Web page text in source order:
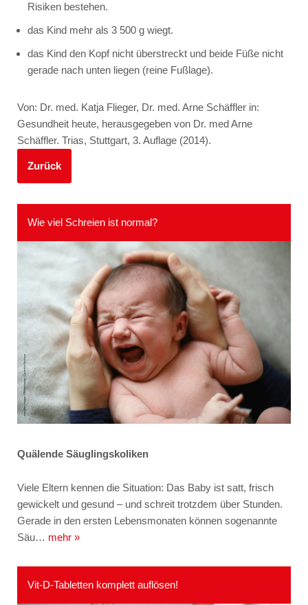
Risiken bestehen.
das Kind mehr als 3 500 g wiegt.
das Kind den Kopf nicht überstreckt und beide Füße nicht
gerade nach unten liegen (reine Fußlage).
Von: Dr. med. Katja Flieger, Dr. med. Arne Schäffler in:
Gesundheit heute, herausgegeben von Dr. med Arne
Schäffler. Trias, Stuttgart, 3. Auflage (2014).
Zurück
Wie viel Schreien ist normal?
Quälende Säuglingskoliken
Viele Eltern kennen die Situation: Das Baby ist satt, frisch
gewickelt und gesund – und schreit trotzdem über Stunden.
Gerade in den ersten Lebensmonaten können sogenannte
Säu… mehr »
Vit-D-Tabletten komplett auflösen!